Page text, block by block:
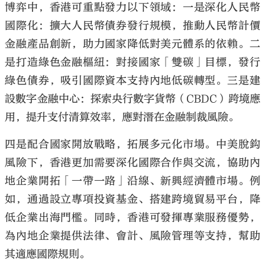
博弈中，香港可重點發力以下領域：一是深化人民幣
國際化：擴大人民幣債券發行規模，推動人民幣計價
金融產品創新，助力國家降低對美元體系的依賴。二
是打造綠色金融樞紐：對接國家「雙碳」目標，發行
綠色債券，吸引國際資本支持內地低碳轉型。三是建
設數字金融中心：探索央行數字貨幣（CBDC）跨境應
用，提升支付清算效率，應對潛在金融制裁風險。
四是配合國家開放戰略，拓展多元化市場。中美脫鈎
風險下，香港更加需要深化國際合作與交流，協助內
地企業開拓「一帶一路」沿線、新興經濟體市場。例
如，通過設立專項投資基金、搭建跨境貿易平台，降
低企業出海門檻。同時，香港可發揮專業服務優勢，
為內地企業提供法律、會計、風險管理等支持，幫助
其適應國際規則。